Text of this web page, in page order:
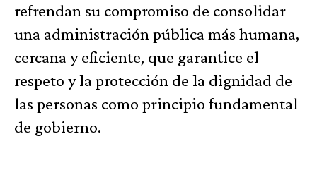
refrendan su compromiso de consolidar
una administración pública más humana,
cercana y eficiente, que garantice el
respeto y la protección de la dignidad de
las personas como principio fundamental
de gobierno.